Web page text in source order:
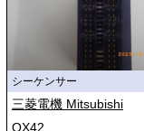
シーケンサー
三菱電機 Mitsubishi
QX42